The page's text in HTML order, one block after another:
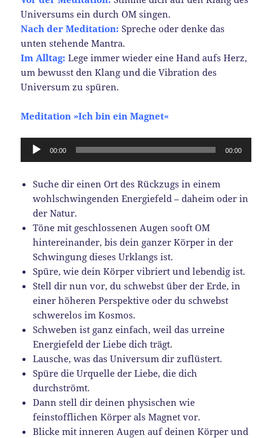
Universums ein durch OM singen.
Nach der Meditation: Spreche oder denke das
unten stehende Mantra.
Im Alltag: Lege immer wieder eine Hand aufs Herz,
um bewusst den Klang und die Vibration des
Universum zu spüren.
Meditation »Ich bin ein Magnet«
Audio-
00:00 00:00
Suche dir einen Ort des Rückzugs in einem
wohlschwingenden Energiefeld – daheim oder in
der Natur.
Töne mit geschlossenen Augen sooft OM
hintereinander, bis dein ganzer Körper in der
Schwingung dieses Urklangs ist.
Spüre, wie dein Körper vibriert und lebendig ist.
Stell dir nun vor, du schwebst über der Erde, in
einer höheren Perspektive oder du schwebst
schwerelos im Kosmos.
Schweben ist ganz einfach, weil das urreine
Energiefeld der Liebe dich trägt.
Lausche, was das Universum dir zuflüstert.
Spüre die Urquelle der Liebe, die dich
durchströmt.
Dann stell dir deinen physischen wie
feinstofflichen Körper als Magnet vor.
Blicke mit inneren Augen auf deinen Körper und